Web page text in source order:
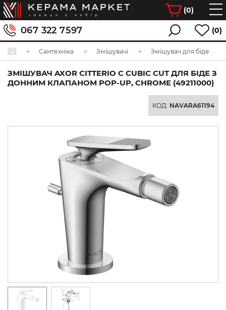
(0)
067 322 7597 (0)
Сантехніка Змішувачі Змішувач для біде
ЗМІШУВАЧ AXOR CITTERIO C CUBIC CUT ДЛЯ БІДЕ З
ДОННИМ КЛАПАНОМ POP-UP, CHROME (49211000)
КОД: NAVARA61194